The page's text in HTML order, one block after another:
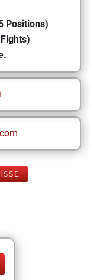
Positions)